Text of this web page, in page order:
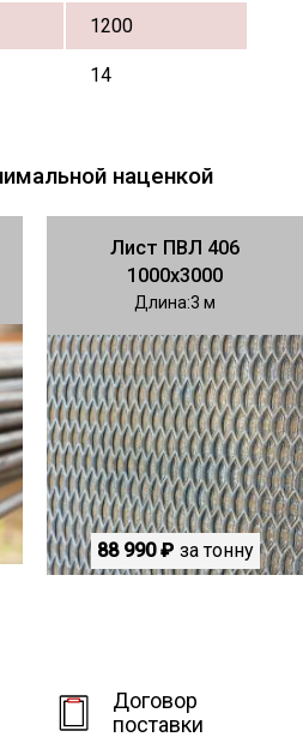
1200
14
наценкой
Лист ПВЛ 406
1000х3000
Длина 3
88 990 ₽ за тонну
Договор
поставки